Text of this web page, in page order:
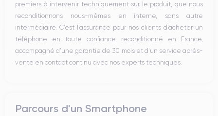
premiers à intervenir techniquement sur le produit, que nous
reconditionnons nous-mêmes en interne, sans autre
intermédiaire. C’est l’assurance pour nos clients d’acheter un
téléphone en toute confiance, reconditionné en France,
accompagné d’une garantie de 30 mois et d’un service après-
vente en contact continu avec nos experts techniques.
Parcours d'un Smartphone